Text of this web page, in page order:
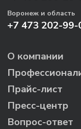
Воронеж и область
+7 473 202-99-
О компании
Прайс-лист
Пресс-центр
Вопрос-ответ